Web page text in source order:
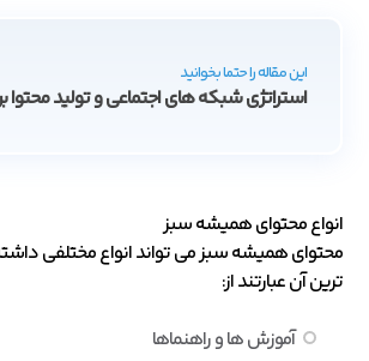
این مقاله را حتما بخوانید
استراتژی شبکه های اجتماعی و تولید محتوا
انواع محتوای همیشه سبز
محتوای همیشه سبز می تواند انواع مختلفی
ترین آن عبارتند از:
آموزش ها و راهنماها